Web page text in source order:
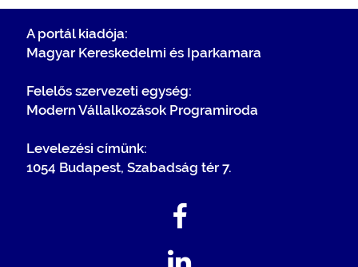
A portál kiadója:
Magyar Kereskedelmi és Iparkamara
Felelős szervezeti egység:
Modern Vállalkozások Programiroda
Levelezési címünk:
1054 Budapest, Szabadság tér 7.